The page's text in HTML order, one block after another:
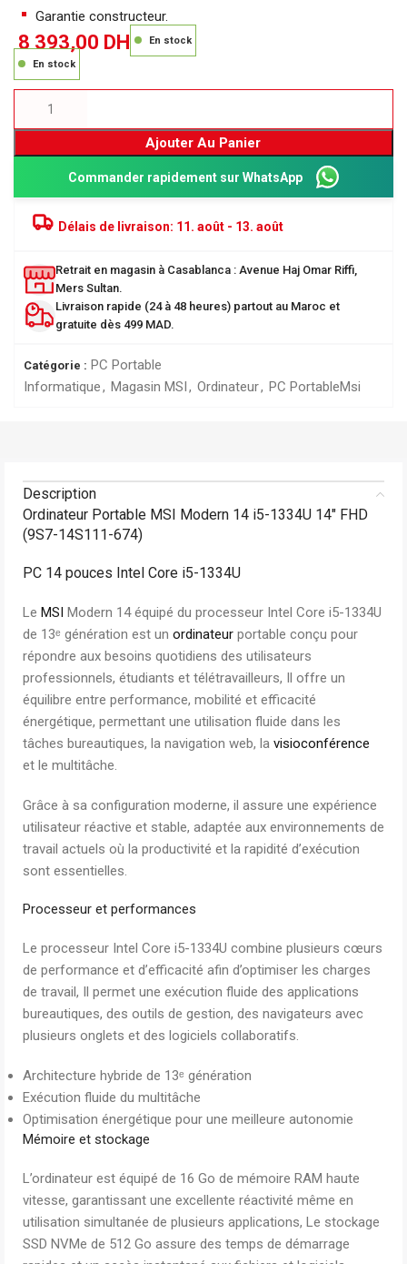
Garantie constructeur.
8 393,00 DH
En stock
En stock
Ajouter Au Panier
Commander rapidement sur WhatsApp
Délais de livraison: 11. août - 13. août
Retrait en magasin à Casablanca : Avenue Haj Omar Riffi,
Mers Sultan.
Livraison rapide (24 à 48 heures) partout au Maroc et
gratuite dès 499 MAD.
Catégorie : PC Portable
Informatique, Magasin MSI, Ordinateur, PC PortableMsi
Description
Ordinateur Portable MSI Modern 14 i5-1334U 14″ FHD
(9S7-14S111-674)
PC 14 pouces Intel Core i5-1334U
Le MSI Modern 14 équipé du processeur Intel Core i5-1334U
de 13ᵉ génération est un ordinateur portable conçu pour
répondre aux besoins quotidiens des utilisateurs
professionnels, étudiants et télétravailleurs, Il offre un
équilibre entre performance, mobilité et efficacité
énergétique, permettant une utilisation fluide dans les
tâches bureautiques, la navigation web, la visioconférence
et le multitâche.
Grâce à sa configuration moderne, il assure une expérience
utilisateur réactive et stable, adaptée aux environnements de
travail actuels où la productivité et la rapidité d’exécution
sont essentielles.
Processeur et performances
Le processeur Intel Core i5-1334U combine plusieurs cœurs
de performance et d’efficacité afin d’optimiser les charges
de travail, Il permet une exécution fluide des applications
bureautiques, des outils de gestion, des navigateurs avec
plusieurs onglets et des logiciels collaboratifs.
Architecture hybride de 13ᵉ génération
Exécution fluide du multitâche
Optimisation énergétique pour une meilleure autonomie
Mémoire et stockage
L’ordinateur est équipé de 16 Go de mémoire RAM haute
vitesse, garantissant une excellente réactivité même en
utilisation simultanée de plusieurs applications, Le stockage
SSD NVMe de 512 Go assure des temps de démarrage